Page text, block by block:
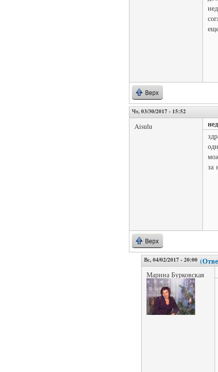
Верх
Чт, 03/30/2017 - 15:52
Aisulu
за
Верх
Вс, 04/02/2017 - 20:00
Марина Бурковская